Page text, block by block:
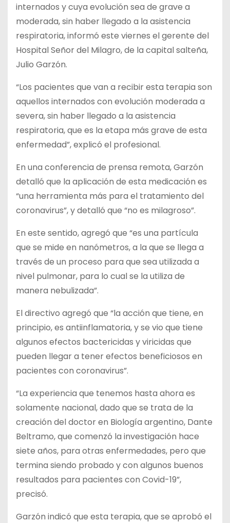
internados y cuya evolución sea de grave a
moderada, sin haber llegado a la asistencia
respiratoria, informó este viernes el gerente del
Hospital Señor del Milagro, de la capital salteña,
Julio Garzón.
“Los pacientes que van a recibir esta terapia son
aquellos internados con evolución moderada a
severa, sin haber llegado a la asistencia
respiratoria, que es la etapa más grave de esta
enfermedad”, explicó el profesional.
En una conferencia de prensa remota, Garzón
detalló que la aplicación de esta medicación es
“una herramienta más para el tratamiento del
coronavirus”, y detalló que “no es milagroso”.
En este sentido, agregó que “es una partícula
que se mide en nanómetros, a la que se llega a
través de un proceso para que sea utilizada a
nivel pulmonar, para lo cual se la utiliza de
manera nebulizada”.
El directivo agregó que “la acción que tiene, en
principio, es antiinflamatoria, y se vio que tiene
algunos efectos bactericidas y viricidas que
pueden llegar a tener efectos beneficiosos en
pacientes con coronavirus”.
“La experiencia que tenemos hasta ahora es
solamente nacional, dado que se trata de la
creación del doctor en Biología argentino, Dante
Beltramo, que comenzó la investigación hace
siete años, para otras enfermedades, pero que
termina siendo probado y con algunos buenos
resultados para pacientes con Covid-19”,
precisó.
Garzón indicó que esta terapia, que se aprobó el